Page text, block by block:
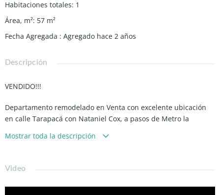
Habitaciones totales: 1
Área, m²: 57 m²
Fecha Agregada : Agregado hace 2 años
Descripción
VENDIDO!!!
Departamento remodelado en Venta con excelente ubicación
en calle Tarapacá con Nataniel Cox, a pasos de Metro la
supermercados, parques, colegios, comercios, farmacias y alta
VIDEO AL FINAL DE LAS FOTOS!!!
Mostrar toda la descripción
Video